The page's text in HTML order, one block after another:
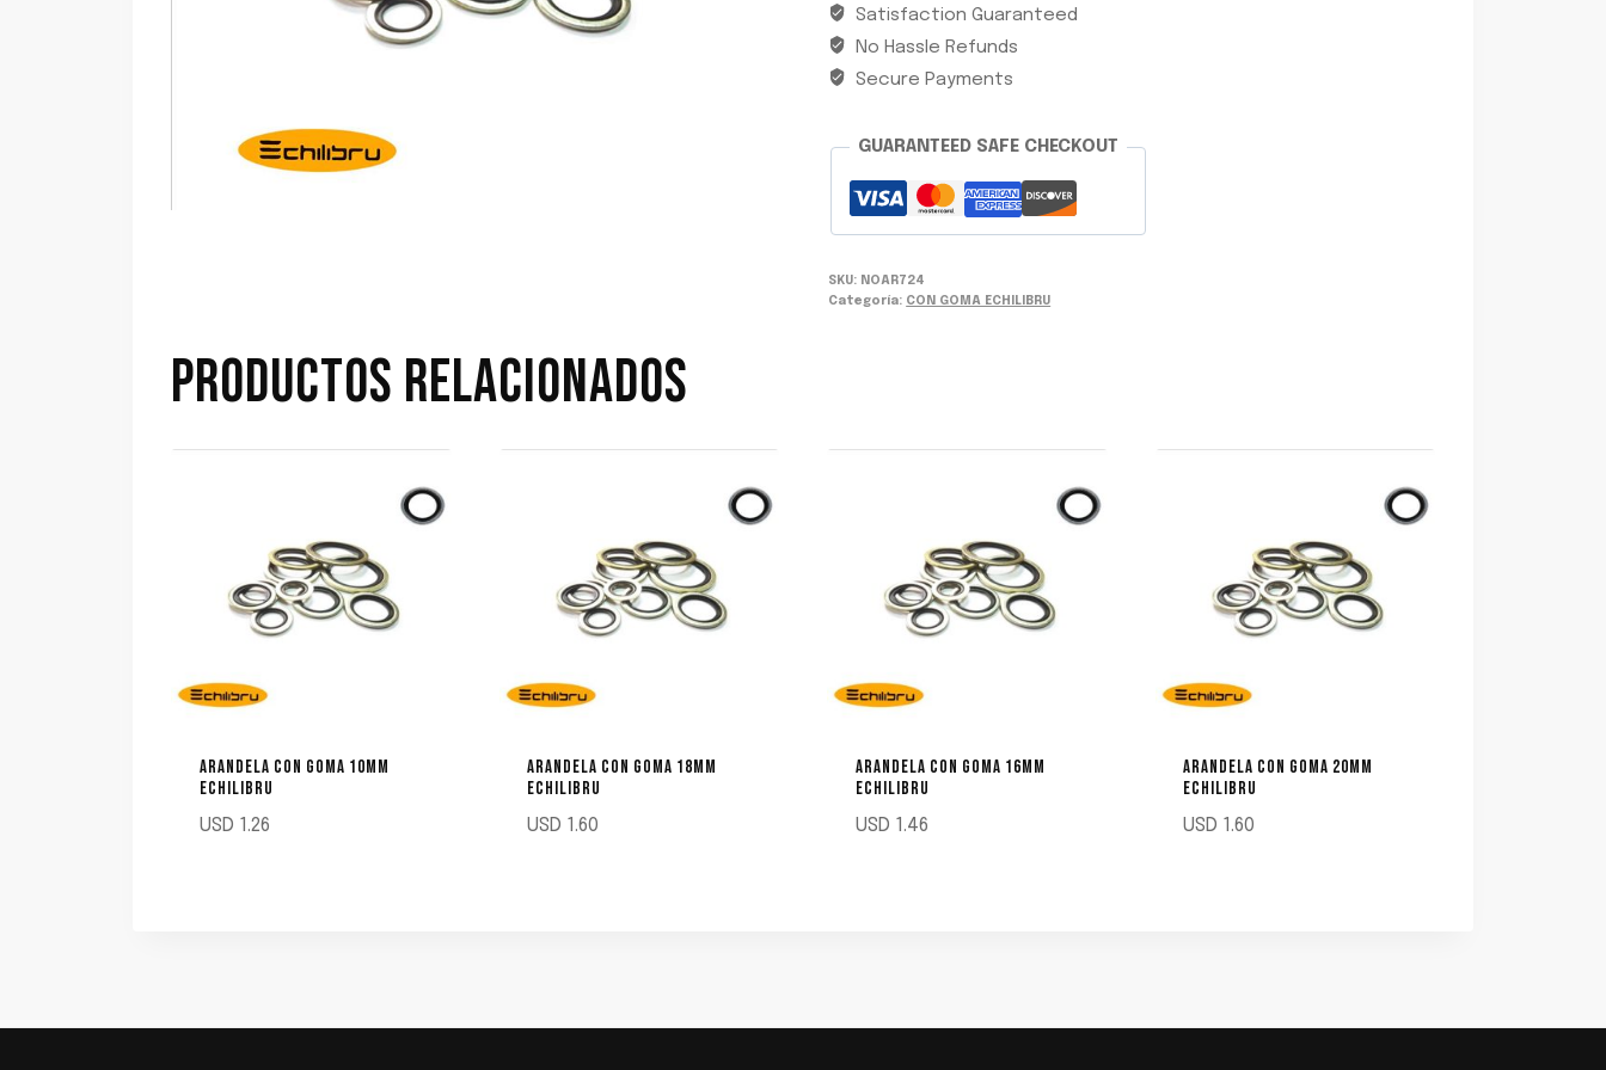
22MM
ECHILIBRU
cantidad
Satisfaction Guaranteed
No Hassle Refunds
Secure Payments
GUARANTEED SAFE CHECKOUT
SKU: NOAR724
Categoría: CON GOMA ECHILIBRU
PRODUCTOS RELACIONADOS
ARANDELA CON GOMA 10MM
ECHILIBRU
USD 1.26
ARANDELA CON GOMA 18MM
ECHILIBRU
USD 1.60
ARANDELA CON GOMA 16MM
ECHILIBRU
USD 1.46
ARANDELA CON GOMA 20MM
ECHILIBRU
USD 1.60